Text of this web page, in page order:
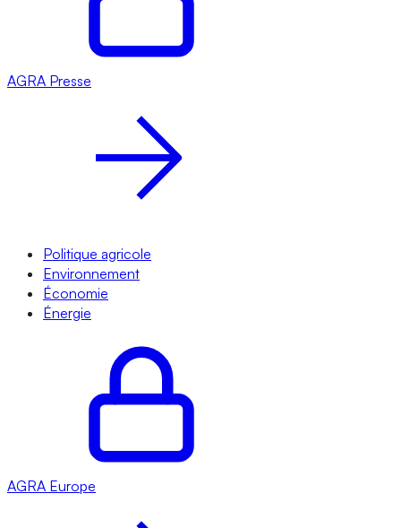
AGRA Presse
Politique agricole
Environnement
Économie
Énergie
AGRA Europe